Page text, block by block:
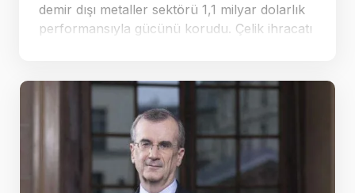
demir dışı metaller sektörü 1,1 milyar dolarlık
performansıyla gücünü korudu. Çelik ihracatı